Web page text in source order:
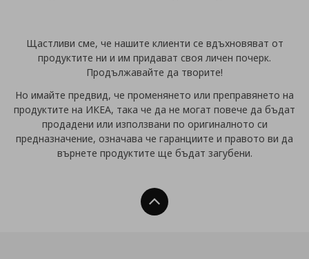
Щастливи сме, че нашите клиенти се вдъхновяват от
продуктите ни и им придават своя личен почерк.
Продължавайте да творите!
Но имайте предвид, че променянето или преправянето на
продуктите на ИКЕА, така че да не могат повече да бъдат
продадени или използвани по оригиналното си
предназначение, означава че гаранциите и правото ви да
върнете продуктите ще бъдат загубени.
Нагоре